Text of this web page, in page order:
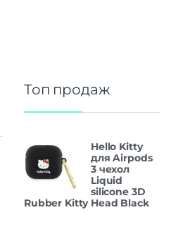
Топ продаж
Hello Kitty
для Airpods
3 чехол
Liquid
silicone 3D
Rubber Kitty Head Black